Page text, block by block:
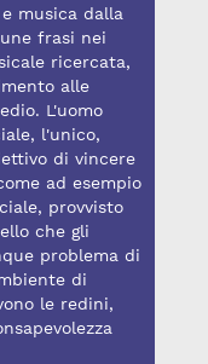
musica dalla
frasi nei
ricercata,
alle
L'uomo
l'unico,
di vincere
ad esempio
provvisto
che gli
problema di
di
le redini,